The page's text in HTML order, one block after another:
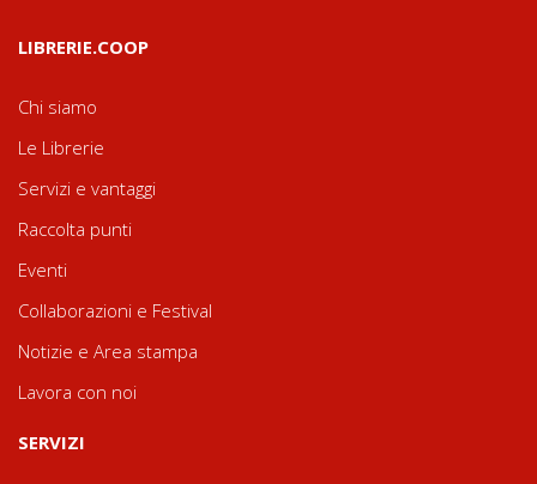
LIBRERIE.COOP
Chi siamo
Le Librerie
Servizi e vantaggi
Raccolta punti
Eventi
Collaborazioni e Festival
Notizie e Area stampa
Lavora con noi
SERVIZI